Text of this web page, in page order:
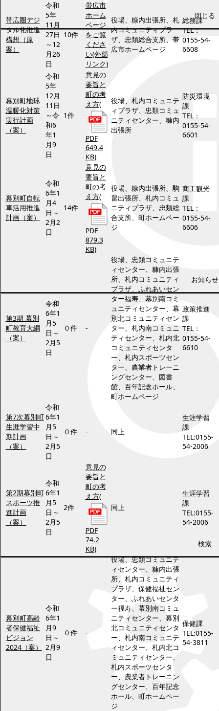
閉じる
お知らせ
検索
帯広圏デジ
タル化推進
構想（原
案）
令和
5年
11月
27日
～12
月26
日
10件
帯広市
ホーム
ページ
をご覧
くださ
い(外部
リンク)
役場、糠内出張所、札
内コミュニティプラ
ザ、忠類総合支所、帯
広市ホームページ
総務課
TEL：
0155-54-
6608
幕別町地球
温暖化対策
実行計画
（案）
令和
5年
12月
11日
～令
和6
年1
月9
日
1件
意見の
要旨と
町の考
え方(
PDF
649.4
KB)
役場、札内コミュニテ
ィプラザ、忠類コミュ
ニティセンター、糠内
出張所
防災環境
課
TEL：
0155-54-
6601
幕別町自転
車活用推進
計画（案）
令和
6年1
月4
日～
2月2
日
14件
意見の
要旨と
町の考
え方(
PDF
879.3
KB)
役場、糠内出張所、駒
畠出張所、札内コミュ
ニティプラザ、忠類総
合支所、町ホームペー
ジ
商工観光
課
TEL：
0155-54-
6606
第3期 幕別
町教育大綱
（案）
令和
6年1
月5
日～
2月5
日
０件 -
役場、忠類コミュニテ
ィセンター、糠内出張
所、札内コミュニティ
プラザ、ふれあいセン
ター福寿、幕別南コミ
ュニティセンター、幕
別北コミュニティセン
ター、札内南コミュニ
ティセンター、札内北
コミュニティセンタ
ー、札内スポーツセン
ター、農業者トレーニ
ングセンター、図書
館、百年記念ホール、
町ホームページ
政策推進
課
TEL：
0155-54-
6610
第7次幕別町
生涯学習中
期計画
（案）
令和
6年1
月5
日～
2月5
日
０件 - 同上
生涯学習
課
TEL:0155-
54-2006
第2期幕別町
スポーツ推
進計画
（案）
令和
6年1
月5
日～
2月5
日
2件
意見の
要旨と
町の考
え方(
PDF
74.2
KB)
同上
生涯学習
課
TEL:0155-
54-2006
幕別町高齢
者保健福祉
ビジョン
2024（案）
令和
6年1
月9
日～
2月9
日
０件 -
役場、忠類コミュニテ
ィセンター、糠内出張
所、札内コミュニティ
プラザ、保健福祉セン
ター、ふれあいセンタ
ー福寿、幕別南コミュ
ニティセンター、幕別
北コミュニティセンタ
ー、札内南コミュニテ
ィセンター、札内北コ
ミュニティセンター、
札内スポーツセンタ
ー、農業者トレーニン
グセンター、百年記念
ホール、町ホームペー
ジ
保健課
TEL:0155-
54-3811